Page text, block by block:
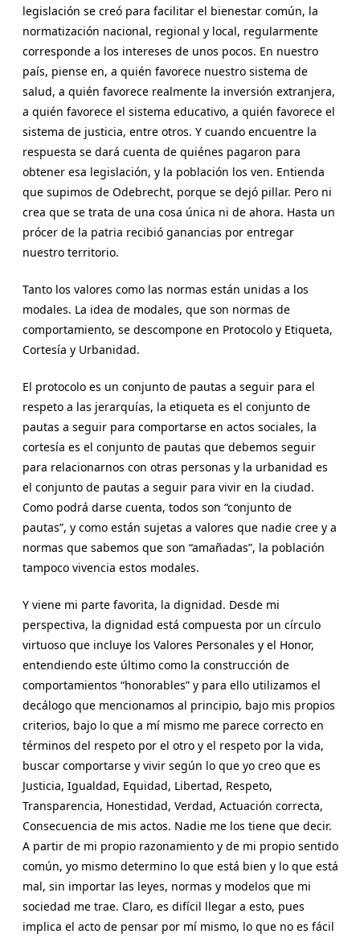
legislación se creó para facilitar el bienestar común, la
normatización nacional, regional y local, regularmente
corresponde a los intereses de unos pocos. En nuestro
país, piense en, a quién favorece nuestro sistema de
salud, a quién favorece realmente la inversión extranjera,
a quién favorece el sistema educativo, a quién favorece el
sistema de justicia, entre otros. Y cuando encuentre la
respuesta se dará cuenta de quiénes pagaron para
obtener esa legislación, y la población los ven. Entienda
que supimos de Odebrecht, porque se dejó pillar. Pero ni
crea que se trata de una cosa única ni de ahora. Hasta un
prócer de la patria recibió ganancias por entregar
nuestro territorio.
Tanto los valores como las normas están unidas a los
modales. La idea de modales, que son normas de
comportamiento, se descompone en Protocolo y Etiqueta,
Cortesía y Urbanidad.
El protocolo es un conjunto de pautas a seguir para el
respeto a las jerarquías, la etiqueta es el conjunto de
pautas a seguir para comportarse en actos sociales, la
cortesía es el conjunto de pautas que debemos seguir
para relacionarnos con otras personas y la urbanidad es
el conjunto de pautas a seguir para vivir en la ciudad.
Como podrá darse cuenta, todos son “conjunto de
pautas”, y como están sujetas a valores que nadie cree y a
normas que sabemos que son “amañadas”, la población
tampoco vivencia estos modales.
Y viene mi parte favorita, la dignidad. Desde mi
perspectiva, la dignidad está compuesta por un círculo
virtuoso que incluye los Valores Personales y el Honor,
entendiendo este último como la construcción de
comportamientos “honorables” y para ello utilizamos el
decálogo que mencionamos al principio, bajo mis propios
criterios, bajo lo que a mí mismo me parece correcto en
términos del respeto por el otro y el respeto por la vida,
buscar comportarse y vivir según lo que yo creo que es
Justicia, Igualdad, Equidad, Libertad, Respeto,
Transparencia, Honestidad, Verdad, Actuación correcta,
Consecuencia de mis actos. Nadie me los tiene que decir.
A partir de mi propio razonamiento y de mi propio sentido
común, yo mismo determino lo que está bien y lo que está
mal, sin importar las leyes, normas y modelos que mi
sociedad me trae. Claro, es difícil llegar a esto, pues
implica el acto de pensar por mí mismo, lo que no es fácil